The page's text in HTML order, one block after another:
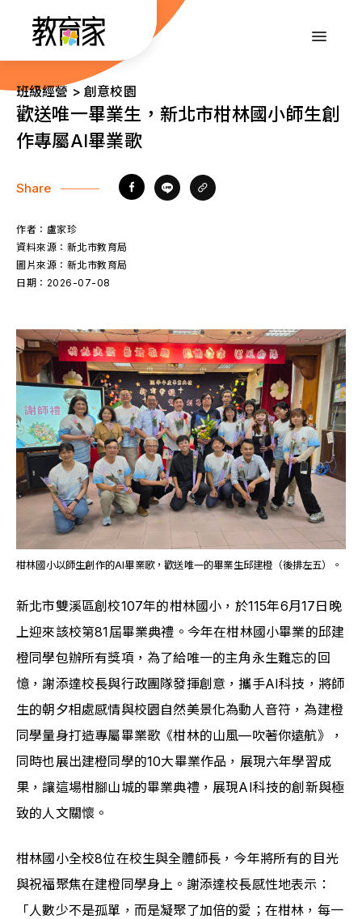
內
::: 班級經營 > 創意校園
歡送唯一畢業生，新北市柑林國小師生創
作專屬AI畢業歌
Share
作者： 盧家珍
資料來源： 新北市教育局
圖片來源： 新北市教育局
日期： 2026-07-08
柑林國小以師生創作的AI畢業歌，歡送唯一的畢業生邱建橙（後排左五）。
新北市雙溪區創校107年的柑林國小，於115年6月17日晚
上迎來該校第81屆畢業典禮。今年在柑林國小畢業的邱建
橙同學包辦所有獎項，為了給唯一的主角永生難忘的回
憶，謝添達校長與行政團隊發揮創意，攜手AI科技，將師
生的朝夕相處感情與校園自然美景化為動人音符，為建橙
同學量身打造專屬畢業歌《柑林的山風—吹著你遠航》，
同時也展出建橙同學的10大畢業作品，展現六年學習成
果，讓這場柑腳山城的畢業典禮，展現AI科技的創新與極
致的人文關懷。
柑林國小全校8位在校生與全體師長，今年將所有的目光
與祝福聚焦在建橙同學身上。謝添達校長感性地表示：
「人數少不是孤單，而是凝聚了加倍的愛；在柑林，每一